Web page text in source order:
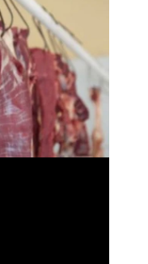
available